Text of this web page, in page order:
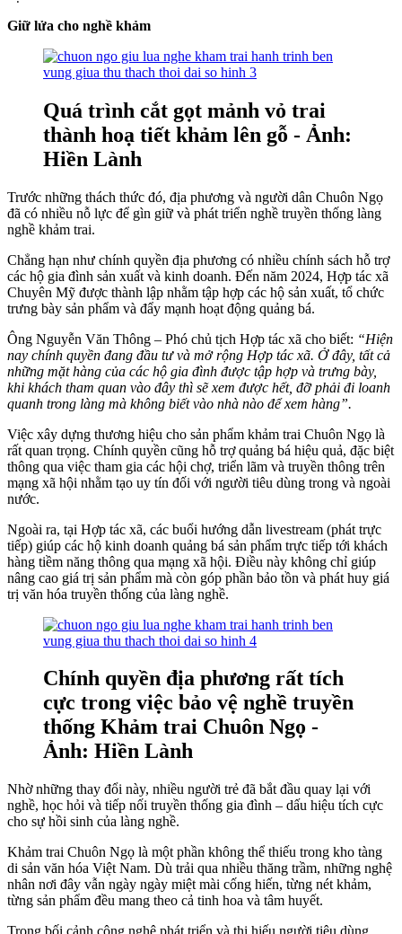
Giữ lửa cho nghề khảm
Quá trình cắt gọt mảnh vỏ trai
thành hoạ tiết khảm lên gỗ - Ảnh:
Hiền Lành
Trước những thách thức đó, địa phương và người dân Chuôn Ngọ
đã có nhiều nỗ lực để gìn giữ và phát triển nghề truyền thống làng
nghề khảm trai.
Chẳng hạn như chính quyền địa phương có nhiều chính sách hỗ trợ
các hộ gia đình sản xuất và kinh doanh. Đến năm 2024, Hợp tác xã
Chuyên Mỹ được thành lập nhằm tập hợp các hộ sản xuất, tổ chức
trưng bày sản phẩm và đẩy mạnh hoạt động quảng bá.
Ông Nguyễn Văn Thông – Phó chủ tịch Hợp tác xã cho biết: “Hiện
nay chính quyền đang đầu tư và mở rộng Hợp tác xã. Ở đây, tất cả
những mặt hàng của các hộ gia đình được tập hợp và trưng bày,
khi khách tham quan vào đây thì sẽ xem được hết, đỡ phải đi loanh
quanh trong làng mà không biết vào nhà nào để xem hàng”.
Việc xây dựng thương hiệu cho sản phẩm khảm trai Chuôn Ngọ là
rất quan trọng. Chính quyền cũng hỗ trợ quảng bá hiệu quả, đặc biệt
thông qua việc tham gia các hội chợ, triển lãm và truyền thông trên
mạng xã hội nhằm tạo uy tín đối với người tiêu dùng trong và ngoài
nước.
Ngoài ra, tại Hợp tác xã, các buổi hướng dẫn livestream (phát trực
tiếp) giúp các hộ kinh doanh quảng bá sản phẩm trực tiếp tới khách
hàng tiềm năng thông qua mạng xã hội. Điều này không chỉ giúp
nâng cao giá trị sản phẩm mà còn góp phần bảo tồn và phát huy giá
trị văn hóa truyền thống của làng nghề.
Chính quyền địa phương rất tích
cực trong việc bảo vệ nghề truyền
thống Khảm trai Chuôn Ngọ -
Ảnh: Hiền Lành
Nhờ những thay đổi này, nhiều người trẻ đã bắt đầu quay lại với
nghề, học hỏi và tiếp nối truyền thống gia đình – dấu hiệu tích cực
cho sự hồi sinh của làng nghề.
Khảm trai Chuôn Ngọ là một phần không thể thiếu trong kho tàng
di sản văn hóa Việt Nam. Dù trải qua nhiều thăng trầm, những nghệ
nhân nơi đây vẫn ngày ngày miệt mài cống hiến, từng nét khảm,
từng sản phẩm đều mang theo cả tinh hoa và tâm huyết.